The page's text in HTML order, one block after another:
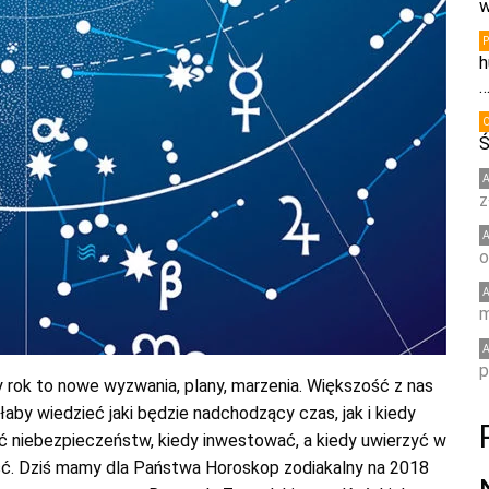
rok to nowe wyzwania, plany, marzenia. Większość z nas
wiedzieć jaki będzie nadchodzący czas, jak i kiedy
niebezpieczeństw, kiedy inwestować, a kiedy uwierzyć w
Dziś mamy dla Państwa Horoskop zodiakalny na 2018
…